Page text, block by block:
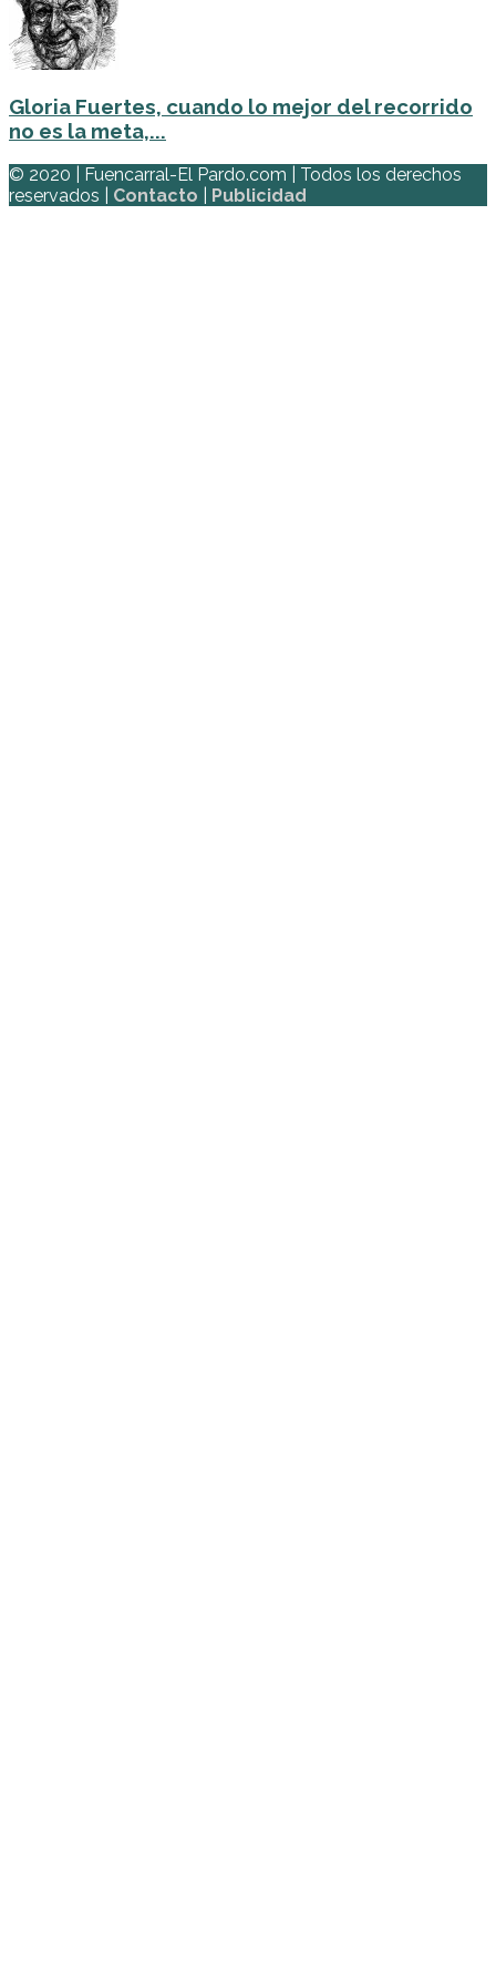
Gloria Fuertes, cuando lo mejor del recorrido
no es la meta,...
© 2020 | Fuencarral-El Pardo.com | Todos los derechos
reservados | Contacto Publicidad